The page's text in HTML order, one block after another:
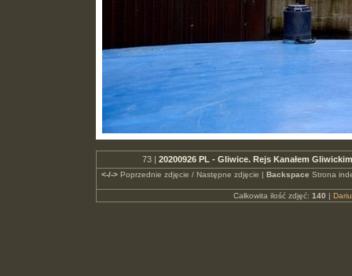
73 | 20200926 PL - Gliwice. Rejs Kanałem
<-/->Poprzednie zdjęcie / Następne zdjęcie | Backspace Strona
Całkowita ilość zdjęć: 140 |